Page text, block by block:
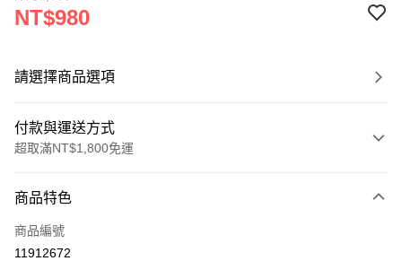
NT$980
請選擇商品選項
付款與運送方式
超取滿NT$1,800免運
信用卡一次付款
超商取貨付款
商品特色
商品編號
11912672